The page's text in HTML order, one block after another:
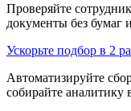
Проверяйте
документы без бумаг
Ускорьте подбор в 2
Автоматизируйте
собирайте аналитику